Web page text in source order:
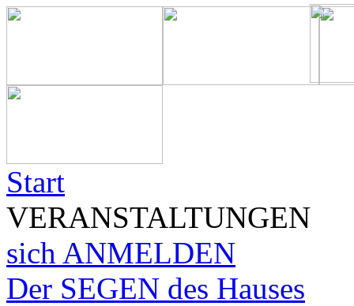
Start
VERANSTALTUNGEN
sich ANMELDEN
Der SEGEN des Hauses